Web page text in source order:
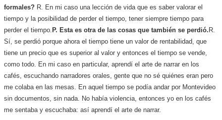
formales? R. En mi caso una lección de vida que es saber valorar el
tiempo y la posibilidad de perder el tiempo, tener siempre tiempo para
perder el tiempo. P. Esta es otra de las cosas que también se perdió. R.
Sí, se perdió porque ahora el tiempo tiene un valor de rentabilidad, que
tiene un precio que es superior al valor y entonces el tiempo se vende,
como todo. En mi caso en particular, aprendí el arte de narrar en los
cafés, escuchando narradores orales, gente que no sé quiénes eran pero
me colaba en las mesas. En aquel tiempo se podía andar por Montevideo
sin documentos, sin nada. No había violencia, entonces yo en los cafés
me sentaba y escuchaba: así aprendí el arte de narrar.